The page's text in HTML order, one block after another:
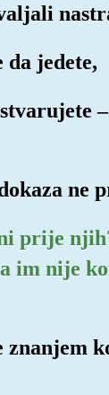
da jedete,
ne
prije
im nije
znanjem